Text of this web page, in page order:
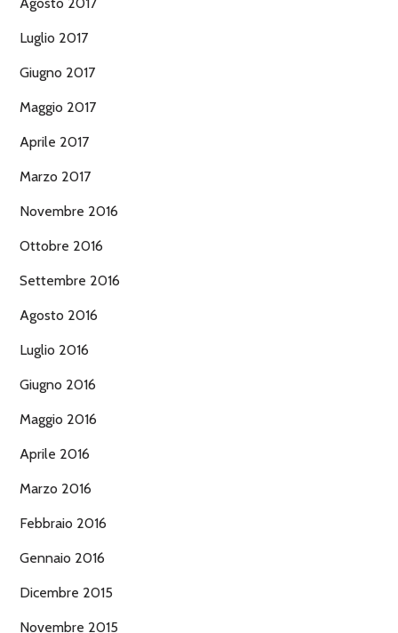
Luglio 2017
Giugno 2017
Maggio 2017
Aprile 2017
Marzo 2017
Novembre 2016
Ottobre 2016
Settembre 2016
Agosto 2016
Luglio 2016
Giugno 2016
Maggio 2016
Aprile 2016
Marzo 2016
Febbraio 2016
Gennaio 2016
Dicembre 2015
Novembre 2015